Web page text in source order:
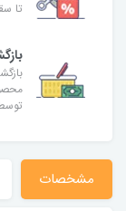
تا سقف
مشخصات